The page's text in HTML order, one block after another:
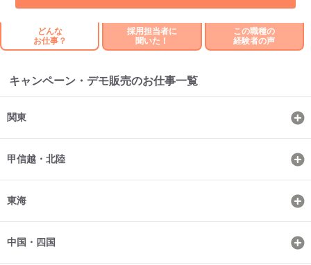
どんな
お仕事？
採用担当者に
聞いた！
この職種の
経験者の声
キャンペーン・デモ販売のお仕事一覧
関東
甲信越・北陸
東海
中国・四国